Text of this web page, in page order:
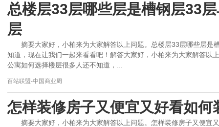
总楼层33层哪些层是槽钢层33
层
摘要大家好，小柏来为大家解答以上问题。总楼层33层哪些层是
知道，现在让我们一起来看看吧！解答大家好，小柏来为大家解答以
公寓如何选择楼层很多人还不知道，...
百站联盟-中国商业周
怎样装修房子又便宜又好看如何
摘要大家好，小柏来为大家解答以上问题。怎样装修房子又便宜